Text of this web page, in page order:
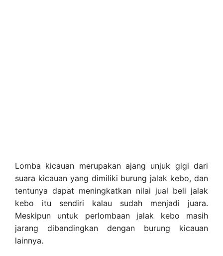
Lomba kicauan merupakan ajang unjuk gigi dari
suara kicauan yang dimiliki burung jalak kebo, dan
tentunya dapat meningkatkan nilai jual beli jalak
kebo itu sendiri kalau sudah menjadi juara.
Meskipun untuk perlombaan jalak kebo masih
jarang dibandingkan dengan burung kicauan
lainnya.